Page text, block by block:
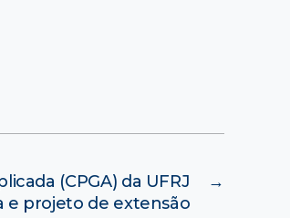
→
(CPGA) da UFRJ
e projeto de extensão